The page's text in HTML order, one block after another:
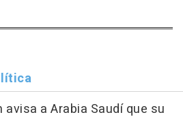
avisa a Arabia Saudí que su